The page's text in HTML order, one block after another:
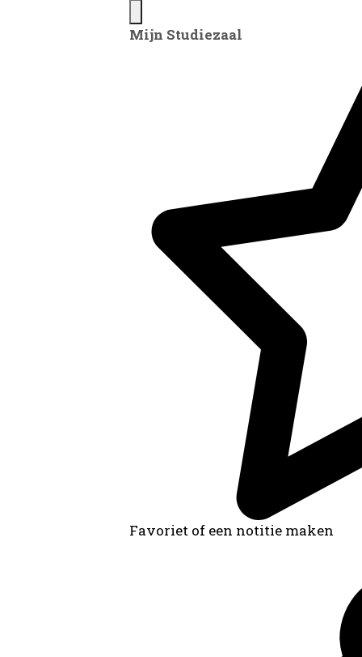
Mijn Studiezaal
Favoriet of een notitie maken